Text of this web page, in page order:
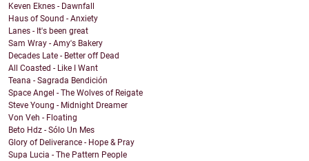
Keven Eknes - Dawnfall
Haus of Sound - Anxiety
Lanes - It's been great
Sam Wray - Amy's Bakery
Decades Late - Better off Dead
All Coasted - Like I Want
Teana - Sagrada Bendición
Space Angel - The Wolves of Reigate
Steve Young - Midnight Dreamer
Von Veh - Floating
Beto Hdz - Sólo Un Mes
Glory of Deliverance - Hope & Pray
Supa Lucia - The Pattern People